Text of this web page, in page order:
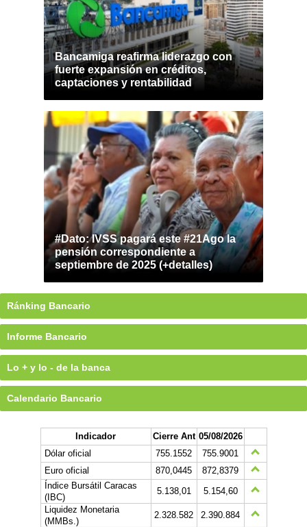
Bancamiga reafirma liderazgo con
fuerte expansión en créditos,
captaciones y rentabilidad
#Dato: IVSS pagará este #21Ago la
pensión correspondiente a
septiembre de 2025 (+detalles)
Ránking Bancario
Informe Bancario
Lo + y lo - de la banca
Calendario Bancario
Indicador Cierre Ant 05/08/2026
Dólar oficial
755.1552
755.9001
Euro oficial
870,0445
872,8379
Índice Bursátil Caracas
(IBC)
5.138,01
5.154,60
Liquidez Monetaria
(MMBs.)
2.328.582
2.390.884